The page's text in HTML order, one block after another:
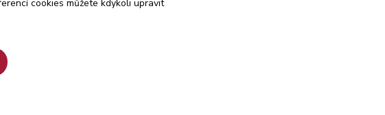
Medit i700
cookies můžete kdykoli upravit